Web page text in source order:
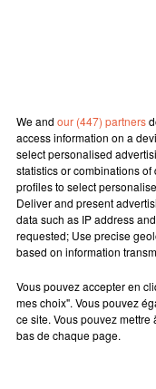
après
habitants du 9 rue
à coucher,
immédiatement
We and our (447) partners
access information on a
select personalised
statistics or combinations
profiles to select
Deliver and present
data such as IP address
requested; Use precise
based on information
Vous pouvez accepter en
mes choix". Vous pouvez
ce site. Vous pouvez
bas de chaque page.